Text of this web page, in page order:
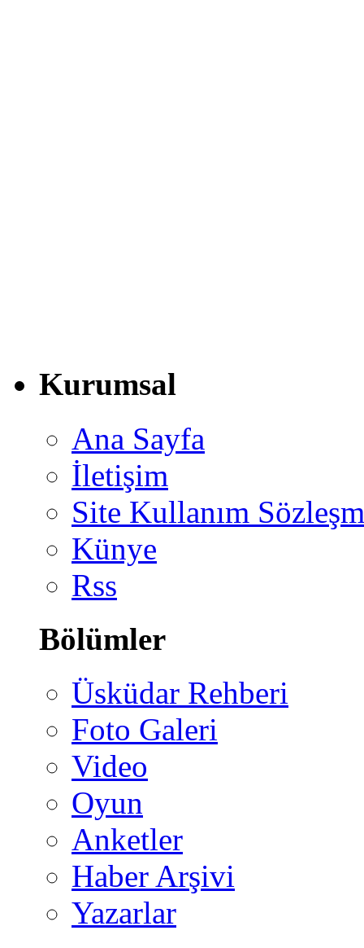
Kurumsal
Ana Sayfa
İletişim
Site Kullanım
Künye
Rss
Bölümler
Üsküdar Rehberi
Foto Galeri
Video
Oyun
Anketler
Haber Arşivi
Yazarlar